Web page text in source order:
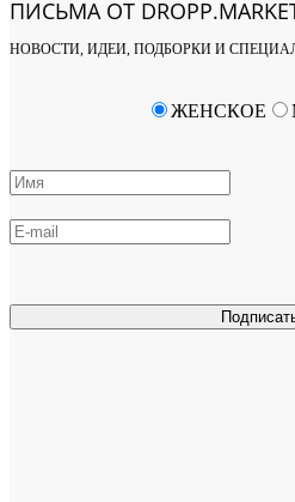
ПИСЬМА ОТ
НОВОСТИ, ИДЕИ, ПОДБОРКИ И
ЖЕНСКОЕ